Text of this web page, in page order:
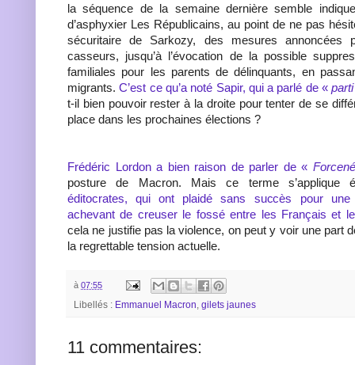
la séquence de la semaine dernière semble
d’asphyxier Les Républicains, au point de ne pas
sécuritaire de Sarkozy, des mesures annoncées
casseurs, jusqu’à l’évocation de la possible
familiales pour les parents de délinquants, en
migrants.C’est ce qu’a noté Sapir, qui a parlé de «
t-il bien pouvoir rester à la droite pour tenter de se
place dans les prochaines élections ?
Frédéric Lordon a bien raison de parler de «
posture de Macron. Mais ce terme s’applique
éditocrates, qui ont plaidé sans succès pour
achevant de creuser le fossé entre les Français et
cela ne justifie pas la violence, on peut y voir une part
la regrettable tension actuelle.
à 07:55
Libellés : Emmanuel Macron, gilets jaunes
11 commentaires: